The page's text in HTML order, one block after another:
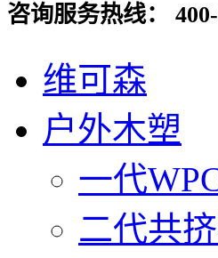
咨询服务热线：
维可森
户外木塑
一代
二代共